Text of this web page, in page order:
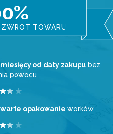
TOWARU
miesięcy od daty zakupu bez
powodu
opakowanie worków